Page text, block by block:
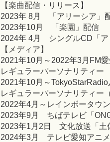
【楽曲配信・リリース】
2023年 8月 「アリーシア」
2023年10月 「楽園」配信
2024年 4月 シングルCD「ア
【メディア】
2021年10月～2022年3月FM
レギュラーパーソナリティー
2021年10月～
レギュラーパーソナリティー
2022年4月～レインボータウ
2023年9月 ちばテレビ「
2023年1月2日 文化放送「土
2024年3月 テレビ愛知アニ